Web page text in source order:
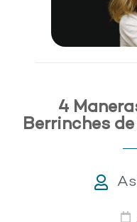
4
Berrinches